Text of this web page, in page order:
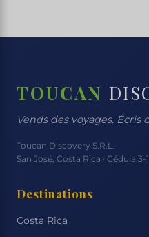
TOUCAN
Vends des voyages. Écris
Toucan Discovery S.R.L.
San José, Costa Rica · Cédula 3-
Destinations
Costa Rica